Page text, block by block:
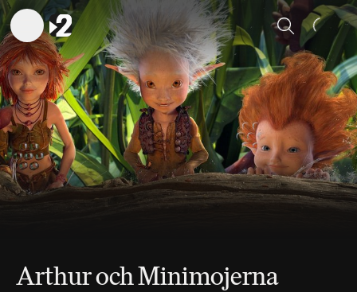
Sök
Arthur och Minimojerna